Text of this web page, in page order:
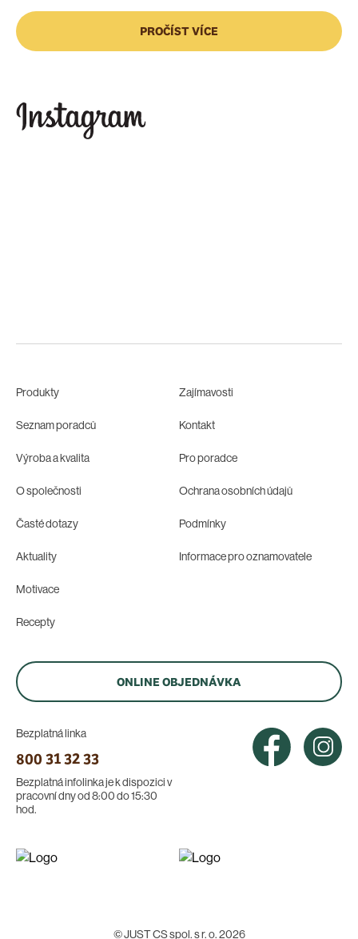
PROČÍST VÍCE
Produkty
Seznam poradců
Výroba a kvalita
O společnosti
Časté dotazy
Aktuality
Motivace
Recepty
Zajímavosti
Kontakt
Pro poradce
Ochrana osobních údajů
Podmínky
Informace pro oznamovatele
ONLINE OBJEDNÁVKA
Bezplatná linka
800 31 32 33
Bezplatná infolinka je k dispozici v
pracovní dny od 8:00 do 15:30
hod.
© JUST CS spol. s r. o. 2026